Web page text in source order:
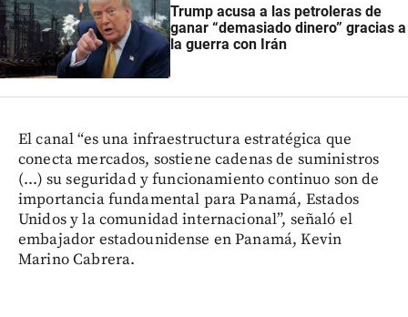
Trump acusa a las petroleras de
ganar “demasiado dinero” gracias a
la guerra con Irán
El canal “es una infraestructura estratégica que
conecta mercados, sostiene cadenas de suministros
(...) su seguridad y funcionamiento continuo son de
importancia fundamental para Panamá, Estados
Unidos y la comunidad internacional”, señaló el
embajador estadounidense en Panamá, Kevin
Marino Cabrera.